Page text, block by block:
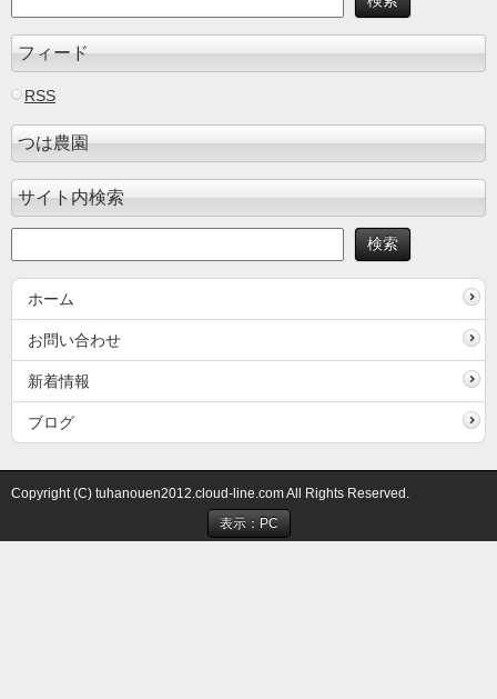
フィード
RSS
つは農園
サイト内検索
ホーム
お問い合わせ
新着情報
ブログ
Copyright (C) tuhanouen2012.cloud-line.com All Rights Reserved.
表示：PC